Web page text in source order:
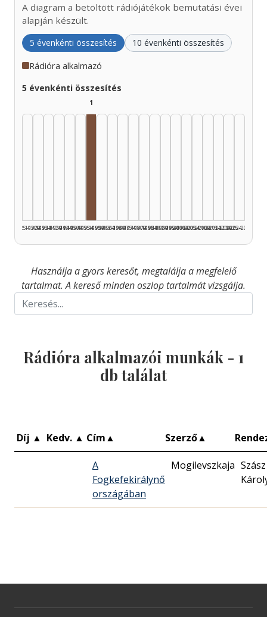
A diagram a betöltött rádiójátékok bemutatási évei
alapján készült.
5 évenkénti összesítés 10 évenkénti összesítés
Rádióra alkalmazó
5 évenkénti összesítés
1925–1929
1930–1934
1935–1939
1940–1944
1945–1949
1950–1954
1
1955–1959
1960–1964
1965–1969
1970–1974
1975–1979
1980–1984
1985–1989
1990–1994
1995–1999
2000–2004
2005–2009
2010–2014
2015–2019
2020–2024
2025–2026
Használja a gyors keresőt, megtalálja a megfelelő
tartalmat. A kereső minden oszlop tartalmát vizsgálja.
Rádióra alkalmazói munkák - 1
db találat
Díj ▲ Kedv. ▲ Cím▲ Szerző▲
A
Fogkefekirálynő
országában
Mogilevszkaja Szász